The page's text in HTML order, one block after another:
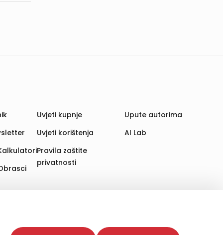
web stranica i uređaja u tu svrhu. Naši partneri
Uvjeti kupnje
Uvjeti korištenja
Pravila zaštite
privatnosti
Upute autorima
AI Lab